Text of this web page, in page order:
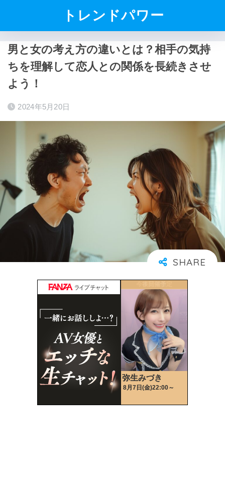
トレンドパワー
男と女の考え方の違いとは？相手の気持
ちを理解して恋人との関係を長続きさせ
よう！
2024年5月20日